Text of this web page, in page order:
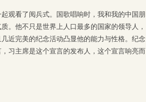
观看了阅兵式。国歌唱响时，我和我的中国朋
。他不只是世界上人口最多的国家的领导人，
近完美的纪念活动凸显他的能力与性格。纪念
习主席是这个宣言的发布人，这个宣言响亮而